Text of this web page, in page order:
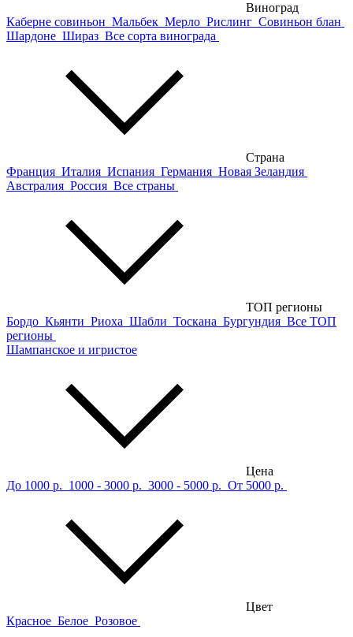
Виноград
Каберне совиньон Мальбек Мерло Рислинг Совиньон блан
Шардоне Шираз Все сорта винограда
Страна
Франция Италия Испания Германия Новая Зеландия
Австралия Россия Все страны
ТОП регионы
Бордо Кьянти Риоха Шабли Тоскана Бургундия Все ТОП
регионы
Шампанское и игристое
Цена
До 1000 р. 1000 - 3000 р. 3000 - 5000 р. От 5000 р.
Цвет
Красное Белое Розовое